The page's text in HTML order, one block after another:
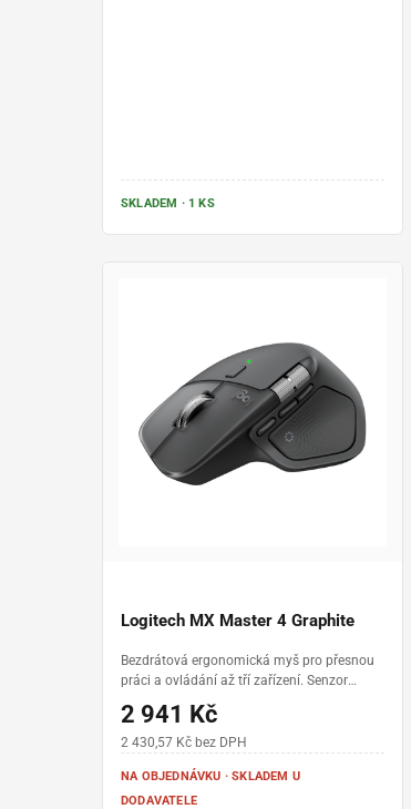
SKLADEM · 1 KS
Logitech MX Master 4 Graphite
Bezdrátová ergonomická myš pro přesnou
práci a ovládání až tří zařízení. Senzor
hmatová odezva a Actions Ring • kolečko
MagSpeed a boční kolečko pro horizontální
Bluetooth Low Energy • výdrž až 70 dní na
jedno nabití • rychlé nabíjení USB-C
2 941 Kč
2 430,57 Kč bez DPH
NA OBJEDNÁVKU · SKLADEM U
DODAVATELE